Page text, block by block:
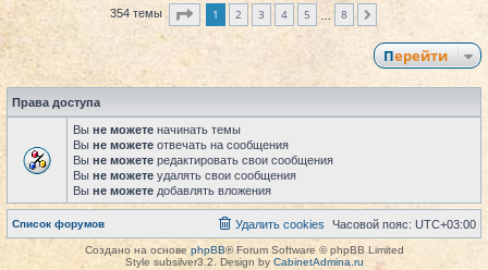
354 темы Страница из
1 2 3 4 5 8
Перейти
Права доступа
Вы не можете начинать темы
Вы не можете отвечать на сообщения
Вы не можете редактировать свои сообщения
Вы не можете удалять свои сообщения
Вы не можете добавлять вложения
Список форумов Часовой пояс: UTC+03:00
Удалить cookies
Создано на основе phpBB® Forum Software © phpBB Limited
Style subsilver3.2. Design by CabinetAdmina.ru